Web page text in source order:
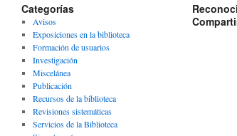
Categorías
Avisos
Exposiciones en la biblioteca
Formación de usuarios
Investigación
Miscelánea
Publicación
Recursos de la biblioteca
Revisiones sistemáticas
Servicios de la Biblioteca